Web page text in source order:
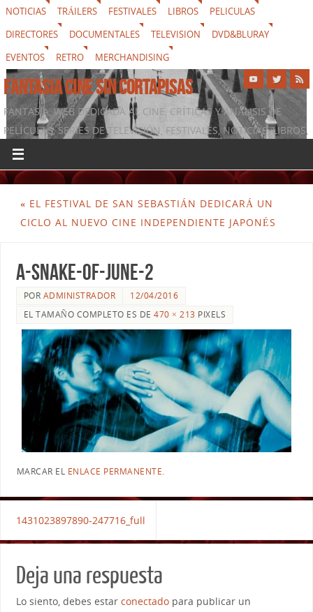
NOTICIAS TRÁILERS FESTIVALES LIBROS
PELICULAS
DIRECTORES
DOCUMENTALES TELEVISION
DVD&BLURAY
EVENTOS
RETRO MERCHANDISING
FANTASIA CINE SIN CORTAPISAS
FANTASIA, WEB DEDICADA AL CINE, CRÍTICAS Y ANÁLISIS DE
PELÍCULAS, SERIES DE TELEVISIÓN, FESTIVALES, NOTICIAS, LIBROS,
DVD & BLURAY, MERCHANDISING Y TODO LO QUE RODEA AL
SÉPTIMO ARTE
« EL FESTIVAL DE SAN SEBASTIÁN DEDICARÁ UN
CICLO AL NUEVO CINE INDEPENDIENTE JAPONÉS
a-snake-of-june-2
POR ADMINISTRADOR
12/04/2016
EL TAMAÑO COMPLETO ES DE470 × 213 PIXELS
MARCAR EL ENLACE PERMANENTE.
1431023897890-247716_full
Deja una respuesta
Lo siento, debes estar conectadopara publicar un